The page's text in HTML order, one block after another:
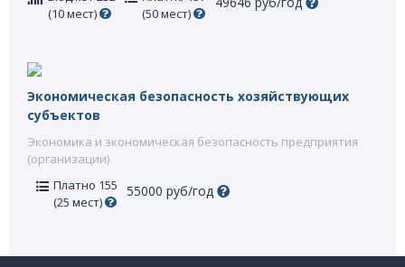
(10 мест)
(50 мест)
Экономическая безопасность хозяйствующих
субъектов
Экономика и экономическая безопасность предприятия
(организации)
Платно 155
(25 мест)
55000 руб/год